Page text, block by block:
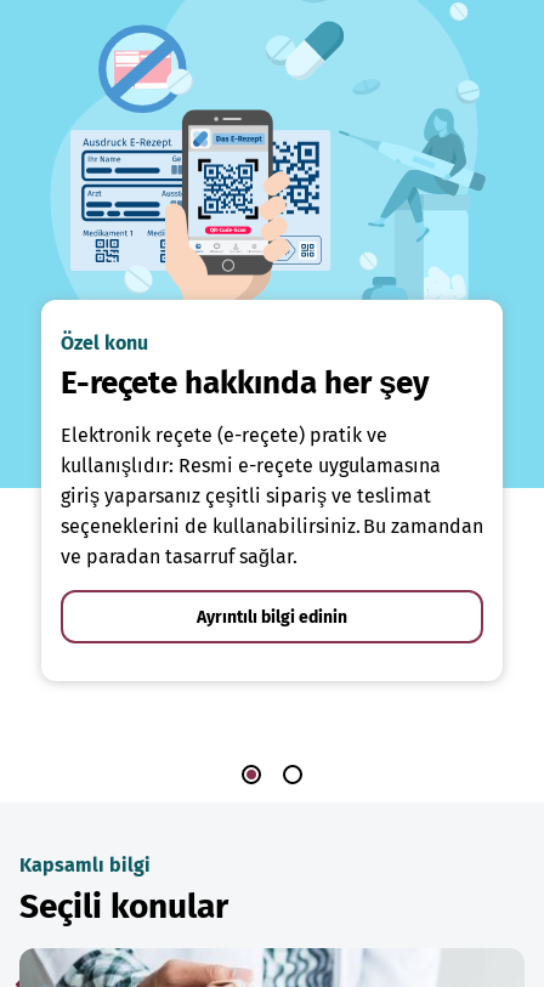
Özel konu
E-reçete hakkında her şey
Elektronik reçete (e-reçete) pratik ve
kullanışlıdır: Resmi e-reçete uygulamasına
giriş yaparsanız çeşitli sipariş ve teslimat
seçeneklerini de kullanabilirsiniz. Bu zamandan
ve paradan tasarruf sağlar.
Ayrıntılı bilgi edinin
Kapsamlı bilgi
Seçili konular